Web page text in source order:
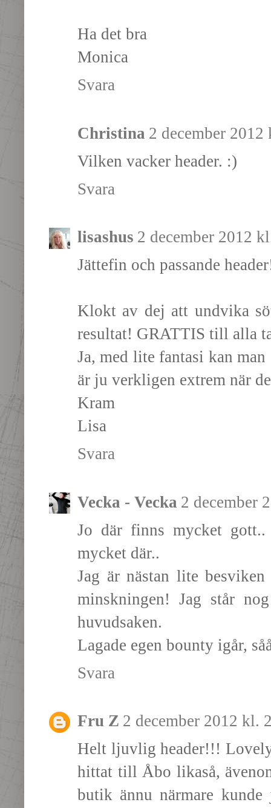
Ha det bra
Monica
Svara
Christina 2 december
Vilken vacker header. :)
Svara
lisashus 2 december 2012
Jättefin och passande
Klokt av dej att undvika
resultat! GRATTIS till alla
Ja, med lite fantasi kan
är ju verkligen extrem när
Kram
Lisa
Svara
Vecka - Vecka 2 december
Jo där finns mycket
mycket där..
Jag är nästan lite
minskningen! Jag står
huvudsaken.
Lagade egen bounty igår,
Svara
Fru Z 2 december 2012 kl.
Helt ljuvlig header!!!
hittat till Åbo likaså,
butik ännu närmare